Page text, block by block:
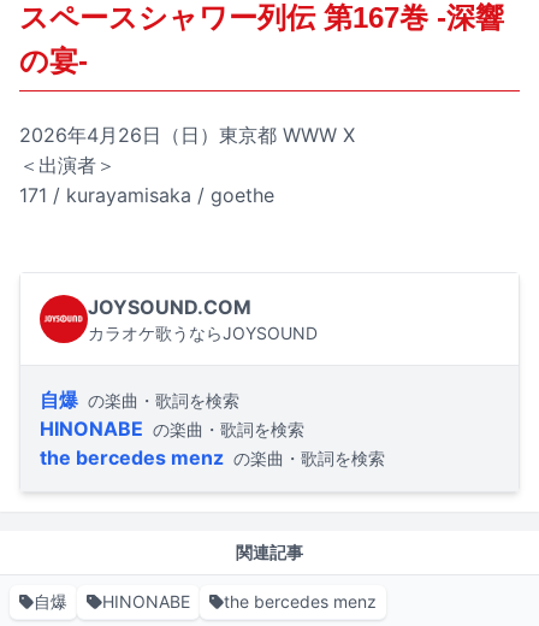
スペースシャワー列伝 第167巻 -深響
の宴-
2026年4月26日（日）東京都 WWW X
＜出演者＞
171 / kurayamisaka / goethe
JOYSOUND.COM
カラオケ歌うならJOYSOUND
自爆 の楽曲・歌詞を検索
HINONABE の楽曲・歌詞を検索
the bercedes menz の楽曲・歌詞を検索
関連記事
自爆 HINONABE the bercedes menz